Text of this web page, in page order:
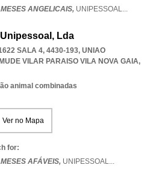
MESES ANGELICAIS, UNIPESSOAL...
Lda
SALA 4, 4430-193, UNIAO
VILAR PARAISO VILA NOVA GAIA,
animal combinadas
Ver no Mapa
for:
MESES AFÁVEIS, UNIPESSOAL...